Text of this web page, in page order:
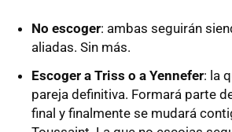
No escoger: ambas seguirán
aliadas. Sin más.
Escoger a Triss o a Yennefer: la
pareja definitiva. Formará parte
final y finalmente se mudará